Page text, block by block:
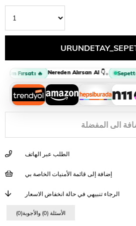
Fırsatı 🔥 Nereden Alırsan Al 👇•
الى المفضلة
الطلب عبر الهاتف
إضافة إلى قائمة الأمنيات الخاصة بي
الرجاء تنبيهي في حالة انخفاض الاسعار
(0)الأسئلة (0) والأجوبة